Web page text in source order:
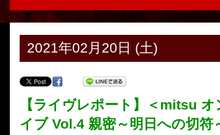
2021年02月20日 (土)
【ライヴレポート】＜mitsu
イブ Vol.4 親密～明日への切符